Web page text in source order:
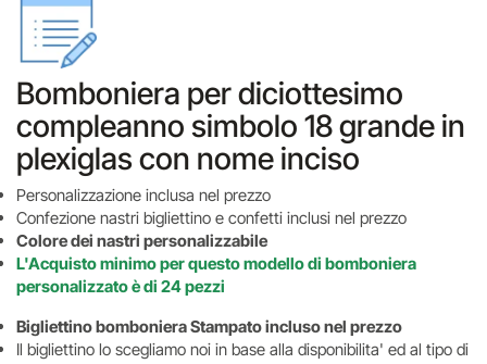
Bomboniera per diciottesimo
compleanno simbolo 18 grande in
plexiglas con nome inciso
Personalizzazione inclusa nel prezzo
Confezione nastri bigliettino e confetti inclusi nel prezzo
Colore dei nastri personalizzabile
L'Acquisto minimo per questo modello di bomboniera
personalizzato è di 24 pezzi
Bigliettino bomboniera Stampato incluso nel prezzo
Il bigliettino lo scegliamo noi in base alla disponibilita' ed al tipo di